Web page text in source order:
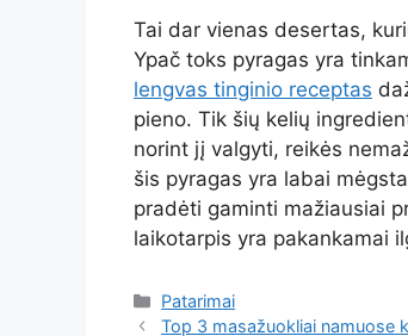
Tai dar vienas desertas,
Ypač toks pyragas yra
lengvas tinginio receptas
pieno. Tik šių kelių
norint jį valgyti, reikės
šis pyragas yra labai
pradėti gaminti mažiausiai
laikotarpis yra pakankamai
Kategorijos
Patarimai
Top 3 masažuokliai namuose